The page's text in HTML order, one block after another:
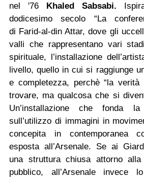
nel '76 Khaled Sabsabi.
dodicesimo secolo “La
di Farid-al-din Attar, dove gli
valli che rappresentano vari
spirituale, l’installazione
livello, quello in cui si raggiunge
e completezza, perchè “la
trovare, ma qualcosa che si
Un’installazione che fonda
sull’utilizzo di immagini in
concepita in contemporanea
esposta all’Arsenale. Se ai
una struttura chiusa attorno
pubblico, all’Arsenale invece